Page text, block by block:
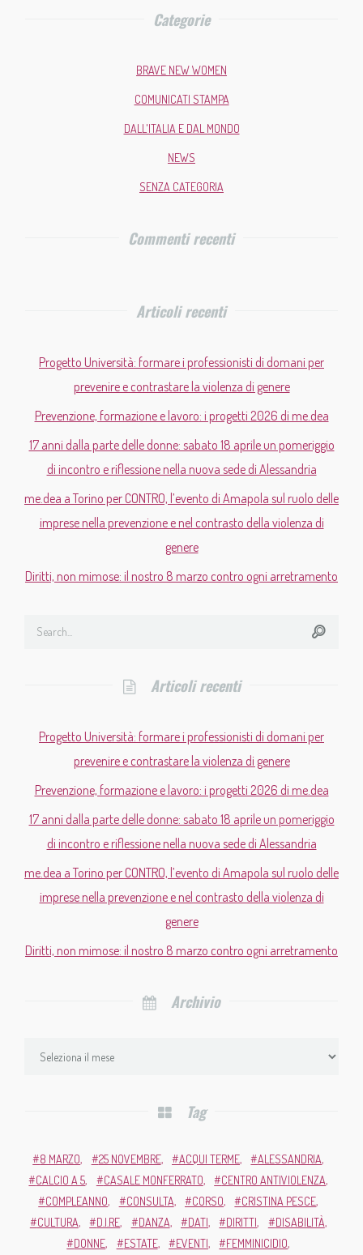
Categorie
BRAVE NEW WOMEN
COMUNICATI STAMPA
DALL'ITALIA E DAL MONDO
NEWS
SENZA CATEGORIA
Commenti recenti
Articoli recenti
Progetto Università: formare i professionisti di domani per
prevenire e contrastare la violenza di genere
Prevenzione, formazione e lavoro: i progetti 2026 di me.dea
17 anni dalla parte delle donne: sabato 18 aprile un pomeriggio
di incontro e riflessione nella nuova sede di Alessandria
me.dea a Torino per CONTRO, l’evento di Amapola sul ruolo delle
imprese nella prevenzione e nel contrasto della violenza di
genere
Diritti, non mimose: il nostro 8 marzo contro ogni arretramento
Articoli recenti
Progetto Università: formare i professionisti di domani per
prevenire e contrastare la violenza di genere
Prevenzione, formazione e lavoro: i progetti 2026 di me.dea
17 anni dalla parte delle donne: sabato 18 aprile un pomeriggio
di incontro e riflessione nella nuova sede di Alessandria
me.dea a Torino per CONTRO, l’evento di Amapola sul ruolo delle
imprese nella prevenzione e nel contrasto della violenza di
genere
Diritti, non mimose: il nostro 8 marzo contro ogni arretramento
Archivio
Tag
8 MARZO 25 NOVEMBRE ACQUI TERME
ALESSANDRIA
CALCIO A 5
CASALE MONFERRATO
CENTRO ANTIVIOLENZA
COMPLEANNO
CONSULTA CORSO
CRISTINA PESCE
CULTURA
D.I.RE DANZA DATI DIRITTI
DISABILITÀ
DONNE
ESTATE EVENTI FEMMINICIDIO